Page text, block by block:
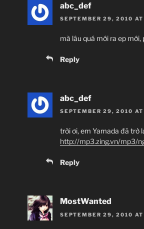
abc_def
SEPTEMBER 29, 2010
mà lâu quá mới ra ep mới,
Reply
abc_def
SEPTEMBER 29, 2010
trời ơi, em Yamada đã trở
http://mp3.zing.vn/mp3/
Reply
MostWanted
SEPTEMBER 29, 2010